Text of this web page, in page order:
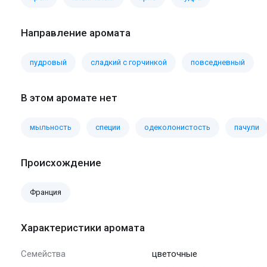
Направление аромата
пудровый сладкий с горчинкой повседневный
В этом аромате нет
мыльность специи одеколонистость пачули
Происхождение
Франция
Характеристики аромата
Семейства
цветочные